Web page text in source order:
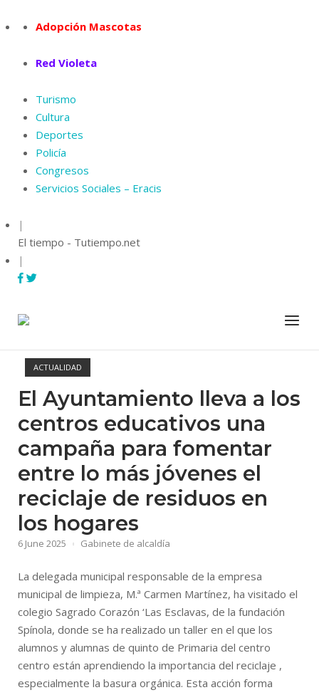
to
Adopción Mascotas
Red Violeta
Turismo
Cultura
Deportes
Policía
Congresos
Servicios Sociales – Eracis
|
El tiempo - Tutiempo.net
|
Menu
ACTUALIDAD
El Ayuntamiento lleva a los
centros educativos una
campaña para fomentar
entre lo más jóvenes el
reciclaje de residuos en
los hogares
6 June 2025 Gabinete de alcaldía
La delegada municipal responsable de la empresa
municipal de limpieza, M.ª Carmen Martínez, ha visitado el
colegio Sagrado Corazón ‘Las Esclavas, de la fundación
Spínola, donde se ha realizado un taller en el que los
alumnos y alumnas de quinto de Primaria del centro
centro están aprendiendo la importancia del reciclaje ,
especialmente la basura orgánica. Esta acción forma